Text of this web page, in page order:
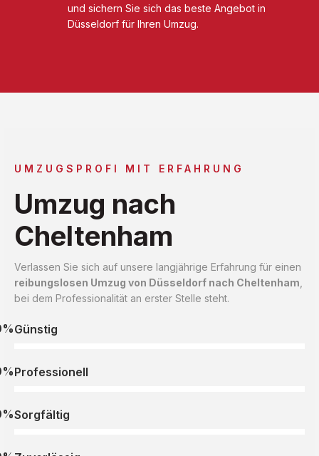
und sichern Sie sich das beste Angebot in
Düsseldorf für Ihren Umzug.
UMZUGSPROFI MIT ERFAHRUNG
Umzug nach
Cheltenham
Verlassen Sie sich auf unsere langjährige Erfahrung für einen
reibungslosen Umzug von Düsseldorf nach Cheltenham
bei dem Professionalität an erster Stelle steht.
Günstig
Professionell
Sorgfältig